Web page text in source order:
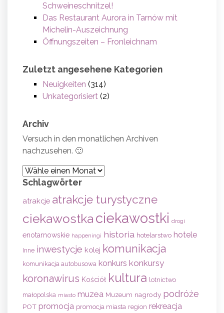
Schweineschnitzel!
Das Restaurant Aurora in Tarnów mit
Michelin-Auszeichnung
Öffnungszeiten – Fronleichnam
Zuletzt angesehene Kategorien
Neuigkeiten (314)
Unkategorisiert (2)
Archiv
Versuch in den monatlichen Archiven
nachzusehen. 🙂
Archiv
Schlagwörter
atrakcje atrakcje turystyczne
ciekawostka ciekawostki drogi
enotarnowskie happeningi historia hotelarstwo hotele
Inne inwestycje kolej komunikacja
komunikacja autobusowa konkurs konkursy
koronawirus Kościół kultura lotnictwo
małopolska miasto muzea Muzeum nagrody podróże
POT promocja promocja miasta region rekreacja